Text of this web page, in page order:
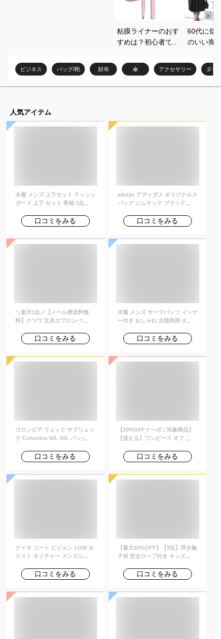
粘膜ライナーのおす
すめは？初心者でも
を知りたいです
60代に似
のいい喪
ビジネス バッグ/鞄 財布 傘 アクセサリー ダイ
人気アイテム
水着 メンズ 上下セット ラッシュ
ガード 上下 セット 長袖 3点セッ
シャツ レギンス 大きいサイズ 紫
外線対策 体型カバー サーフィン
水浴 サウナ
口コミをみる
adidas アディダス オリジナルス
バッグ ジムサック ブラック ナッ
口コミをみる
＼楽天1位／【メール便送料無
料】クツワ 文具エプロンバッグ
チ 仕事用 ウエストバッグ ベルト
ポーチ カラビナ ベルト通し メン
量 BE023-mail (si1a113)
口コミをみる
水着 メンズ サーフパンツ インナ
ー付き おしゃれ 水陸両用 ボード
白 夏 薄手 膝丈 ひざ丈 ポケット
ウエストゴム ひも付き 裏地付き
リゾート スポーツ フィットネス
口コミをみる
コロンビア リュック サブリュッ
ク Columbia 42L 50L バックパ
臨海学校 合宿 大容量 大きめ 旅
行 キッズ ジュニア 子供 男の子
ドア キャンプ 防災リュック スキ
口コミをみる
【20%OFFクーポン対象商品】
【洗える】ワンピース オフィス
れいめ 通勤 レディース ミセス
50代 40代 30代 ママコーデ 大き
ート ロング マキシワンピ シンプ
口コミをみる
ナイキ コート ビジョン LOW ネ
クスト ネイチャー メンズシュー
カー ローカット ライフスタイル
カジュアル 親子コーデ 通勤 通学
33cm dh2987-002 【Black_c】
口コミをみる
【最大20%OFF】【3位】浮き輪
子供 安全ロープ付き キッズ 子ど
いい 浮き具 浮輪 フロート フロ
ーター お風呂 水遊び 夏休み 海
ア用品 水遊びおもちゃ 出産祝い
口コミをみる